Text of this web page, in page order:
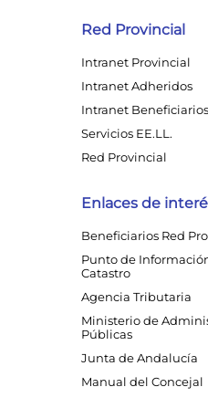
Red Provincial
Intranet Provincial
Intranet Adheridos
Intranet Beneficiarios
Servicios EE.LL.
Red Provincial
Enlaces de
Beneficiarios Red
Punto de
Catastro
Agencia Tributaria
Ministerio de
Públicas
Junta de Andalucía
Manual del Concejal